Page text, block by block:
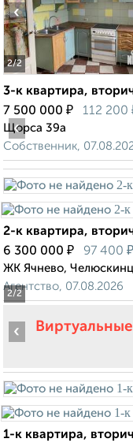
2/2
‹
3-к квартира,
7 500 000 ₽ 112 200
Щорса 39а
Собственник,
2/2
‹
2-к квартира,
6 300 000 ₽ 97 400 ₽
ЖК Ячнево,
Агентство, 07.08.2026
‹
1-к квартира,